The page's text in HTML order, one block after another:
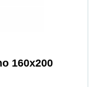
160x200